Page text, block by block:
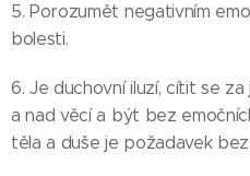
5. Porozumět negativním
bolesti.
6. Je duchovní iluzí, cítit se
a nad věcí a být bez
těla a duše je požadavek